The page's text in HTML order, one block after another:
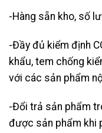
-Hàng sẵn kho, số
-Đầy đủ kiểm định
khẩu, tem chống
với các sản phẩm
-Đổi trả sản phẩm
được sản phẩm khi